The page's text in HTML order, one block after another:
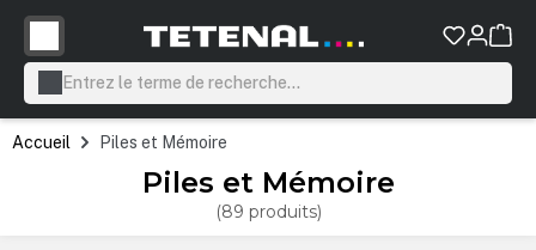
principal
Accueil Piles et Mémoire
Piles et Mémoire
(89 produits)